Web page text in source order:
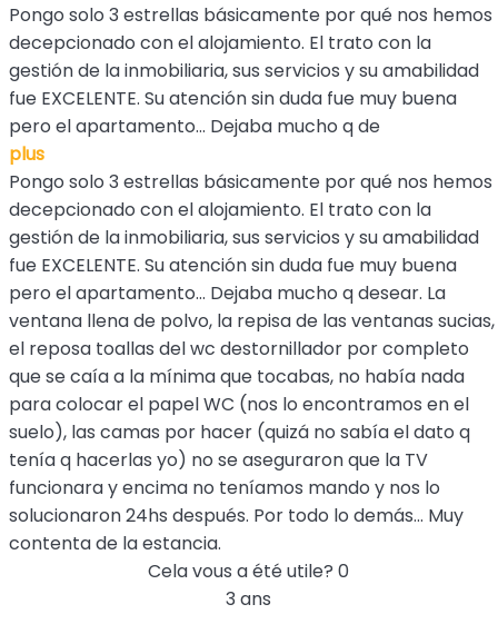
Pongo solo 3 estrellas básicamente por qué nos hemos
decepcionado con el alojamiento. El trato con la
gestión de la inmobiliaria, sus servicios y su amabilidad
fue EXCELENTE. Su atención sin duda fue muy buena
pero el apartamento... Dejaba mucho q de
plus
Pongo solo 3 estrellas básicamente por qué nos hemos
decepcionado con el alojamiento. El trato con la
gestión de la inmobiliaria, sus servicios y su amabilidad
fue EXCELENTE. Su atención sin duda fue muy buena
pero el apartamento... Dejaba mucho q desear. La
ventana llena de polvo, la repisa de las ventanas sucias,
el reposa toallas del wc destornillador por completo
que se caía a la mínima que tocabas, no había nada
para colocar el papel WC (nos lo encontramos en el
suelo), las camas por hacer (quizá no sabía el dato q
tenía q hacerlas yo) no se aseguraron que la TV
funcionara y encima no teníamos mando y nos lo
solucionaron 24hs después. Por todo lo demás... Muy
contenta de la estancia.
Cela vous a été utile? 0
3 ans